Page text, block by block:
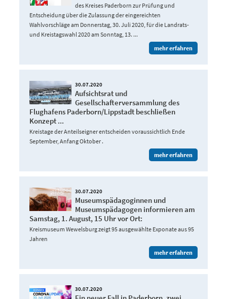
des Kreises Paderborn zur Prüfung und
Entscheidung über die Zulassung der eingereichten
Wahlvorschläge am Donnerstag, 30. Juli 2020, für die Landrats-
und Kreistagswahl 2020 am Sonntag, 13. ...
mehr erfahren
30.07.2020
Aufsichtsrat und
Gesellschafterversammlung des
Flughafens Paderborn/Lippstadt beschließen
Konzept ...
Kreistage der Anteilseigner entscheiden voraussichtlich Ende
September, Anfang Oktober .
mehr erfahren
30.07.2020
Museumspädagoginnen und
Museumspädagogen informieren am
Samstag, 1. August, 15 Uhr vor Ort:
Kreismuseum Wewelsburg zeigt 95 ausgewählte Exponate aus 95
Jahren
mehr erfahren
30.07.2020